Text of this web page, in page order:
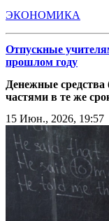
ЭКОНОМИКА
Отпускные
прошлом году
Денежные
частями в те же
15 Июн., 2026, 19:57